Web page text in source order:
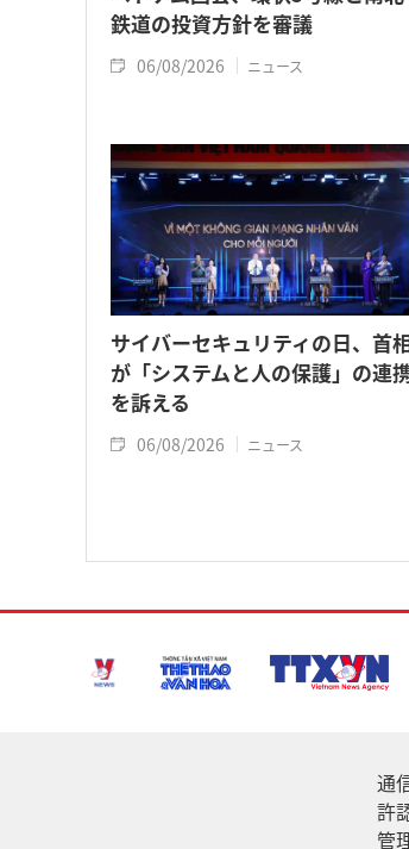
鉄道の投資方針を審議
06/08/2026 ニュース
サイバーセキュリティの日、首
が「システムと人の保護」の連
を訴える
06/08/2026 ニュース
通
許
管